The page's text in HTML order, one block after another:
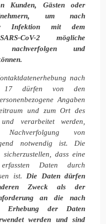
Kunden, Gästen oder
um nach
Infektion mit dem
CoV-2 mögliche
nachverfolgen und
nach
17 dürfen von den
Angaben
und zum Ort des
verarbeitet werden,
von
notwendig ist. Die
dass eine
Daten durch
ist. Die Daten dürfen
Zweck als der
an die nach
Erhebung der Daten
werden und sind